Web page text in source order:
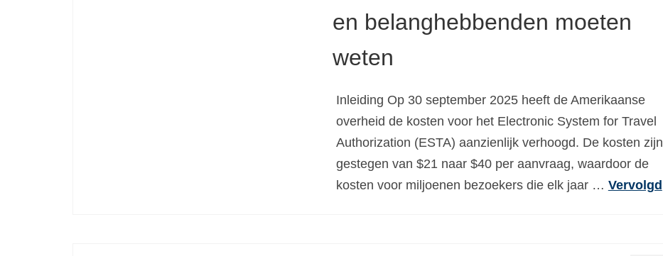
en belanghebbenden moeten
weten
Inleiding Op 30 september 2025 heeft de Amerikaanse
overheid de kosten voor het Electronic System for Travel
Authorization (ESTA) aanzienlijk verhoogd. De kosten zijn
gestegen van $21 naar $40 per aanvraag, waardoor de
kosten voor miljoenen bezoekers die elk jaar … Vervolgd